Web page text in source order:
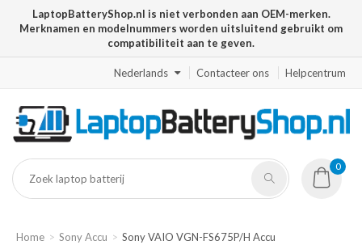
LaptopBatteryShop.nl is niet verbonden aan OEM-merken.
Merknamen en modelnummers worden uitsluitend gebruikt om
compatibiliteit aan te geven.
Nederlands Contacteer ons Helpcentrum
0
Home Sony Accu Sony VAIO VGN-FS675P/H Accu